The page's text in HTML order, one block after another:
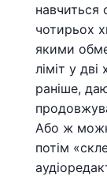
чотирьох
якими
ліміт у
раніше,
Або ж
потім